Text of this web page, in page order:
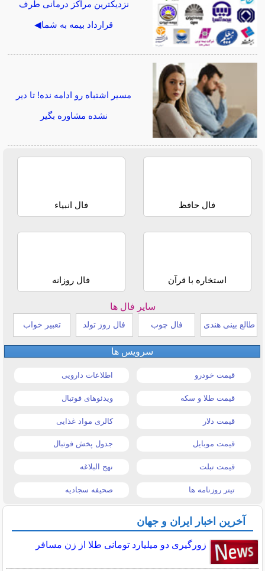
نزدیکترین مراکز درمانی طرف
قرارداد بیمه به شما◀
مسیر اشتباه رو ادامه نده! تا دیر
نشده مشاوره بگیر
فال حافظ فال انبیاء
استخاره با قرآن فال روزانه
سایر فال ها
طالع بینی هندی فال چوب فال روز تولد تعبیر خواب
سرویس ها
قیمت خودرو اطلاعات دارویی
قیمت طلا و سکه ویدئوهای فوتبال
قیمت دلار کالری مواد غذایی
قیمت موبایل جدول پخش فوتبال
قیمت تبلت نهج البلاغه
تیتر روزنامه ها صحیفه سجادیه
آخرین اخبار ایران و جهان
زورگیری دو میلیارد تومانی طلا از زن مسافر